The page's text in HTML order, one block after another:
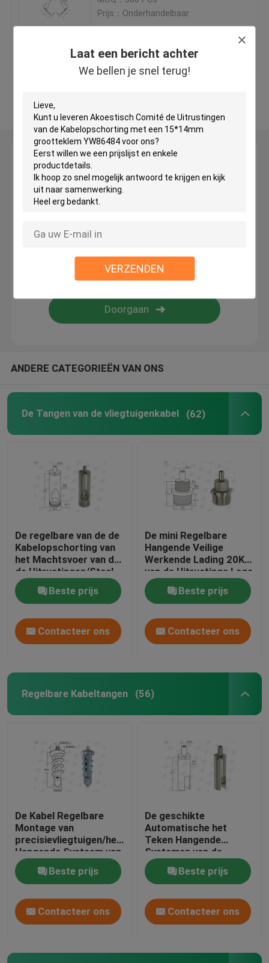
Laat een bericht achter
We bellen je snel terug!
VERZENDEN
Zelf Grijpende Kabeltangen
Kabel Van een lus voorziende Tang
Kabel Hangend Systeem
Kunst Hangende Systemen
LEIDENE Comité Opschortingsuitrusting
de uitrusting van de draadopschorting
De Componenten van de kabelvertoning
Het Hangende Systeem van de plafondkabel
De Verbinding van de lampwartel
Prijs：Onderhandelbaar
Beste prijs Contacteer ons
Laat een bericht achter
We bellen je snel terug!
ANDERE CATEGORIEËN VAN ONS
De Tangen van de vliegtuigenkabel (62)
De regelbare van de de
Kabelopschorting van
het Machtsvoer van de
de Uitrustingen/Staal
Draad Hangende
SystemenBeste prijs
Contacteer ons
De mini Regelbare
Hangende Veilige
Werkende Lading 20KG
van de Uitrustings Lage
Kosten van de
Vliegtuigenkabel
Beste prijs
Contacteer ons
Regelbare Kabeltangen (56)
De Kabel Regelbare
Montage van
precisievliegtuigen/het
Hangende Systeem van
de Draadkabel
Beste prijs
Contacteer ons
De geschikte
Automatische het
Teken Hangende
Systemen van de
Slotkabel passen
gemakkelijk Hoogte
aan
Beste prijs
Contacteer ons